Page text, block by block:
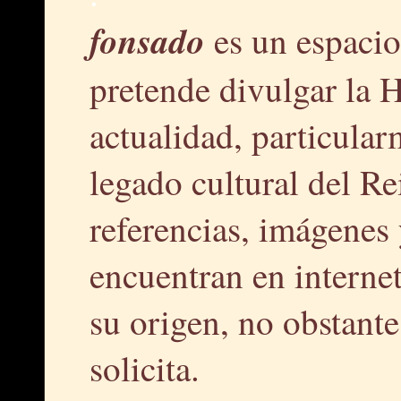
fonsado es un
pretende divulgar la
actualidad,
legado cultural del
referencias,
encuentran en
su origen, no
solicita.